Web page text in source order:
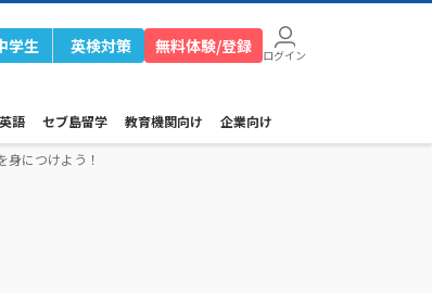
学生 英検対策 無料体験/登録 ログイン
語 セブ島留学 教育機関向け 企業向け
身につけよう！